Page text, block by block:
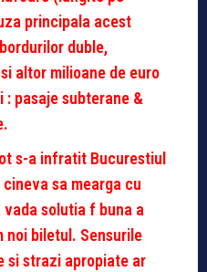
principala acest
duble,
altor milioane de euro
pasaje subterane &
s-a infratit Bucurestiul
sa mearga cu
solutia f buna a
noi biletul. Sensurile
si strazi apropiate ar